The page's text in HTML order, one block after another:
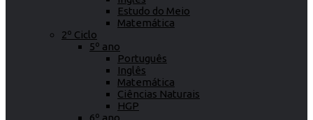
Estudo do Meio
Matemática
2º Ciclo
5º ano
Português
Inglês
Matemática
Ciências Naturais
HGP